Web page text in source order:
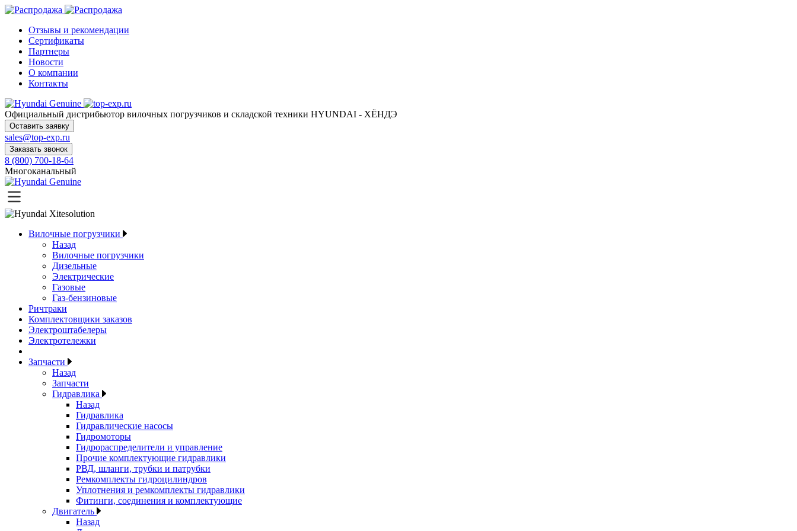
Отзывы и рекомендации
Сертификаты
Партнеры
Новости
О компании
Контакты
Официальный дистрибьютор вилочных погрузчиков и складской техники HYUNDAI - ХЁНДЭ
Оставить заявку
sales@top-exp.ru
Заказать звонок
8 (800) 700-18-64
Многоканальный
Вилочные погрузчики
Назад
Вилочные погрузчики
Дизельные
Электрические
Газовые
Газ-бензиновые
Ричтраки
Комплектовщики заказов
Электроштабелеры
Электротележки
Запчасти
Назад
Запчасти
Гидравлика
Назад
Гидравлика
Гидравлические насосы
Гидромоторы
Гидрораспределители и управление
Прочие комплектующие гидравлики
РВД, шланги, трубки и патрубки
Ремкомплекты гидроцилиндров
Уплотнения и ремкомплекты гидравлики
Фитинги, соединения и комплектующие
Двигатель
Назад